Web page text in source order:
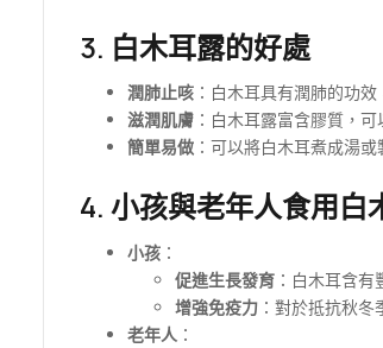
3. 白木耳露的好處
潤肺止咳 ：白木耳具有潤肺的功
滋潤肌膚 ：白木耳露富含膠質，
簡單易做 ：可以將白木耳煮成湯
4. 小孩與老年人食用白
小孩 ：
促進生長發育 ：白木耳含
增強免疫力 ：對於抵抗秋
老年人 ：